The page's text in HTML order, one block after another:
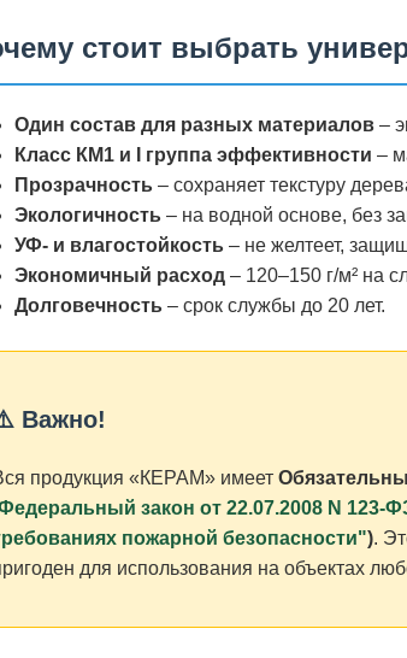
стоит выбрать
Один состав для разных материалов–
Класс КМ1 и I группа эффективности –
Прозрачность– сохраняет текстуру
Экологичность– на водной основе, без
УФ- и влагостойкость– не желтеет,
Экономичный расход– 120–150 г/м² на
Долговечность– срок службы до 20 лет.
Важно!
продукция «КЕРАМ» имеет
закон от 22.07.2008 N 123-
пожарной безопасности").
для использования на объектах